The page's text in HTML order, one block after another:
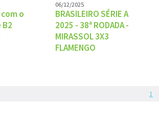
o
06/12/2025
BRASILEIRO SÉRIE A
2025 - 38ª RODADA -
MIRASSOL 3X3
FLAMENGO
1